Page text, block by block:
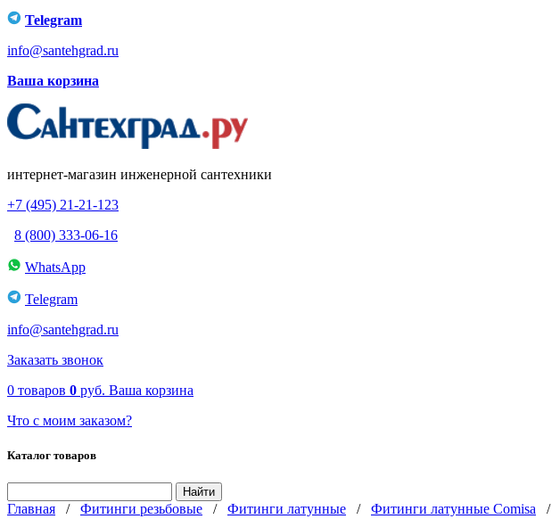
Telegram
info@santehgrad.ru
Ваша корзина
интернет-магазин инженерной сантехники
+7 (495) 21-21-123
8 (800) 333-06-16
WhatsApp
Telegram
info@santehgrad.ru
Заказать звонок
0 товаров 0 руб. Ваша корзина
Что с моим заказом?
Каталог товаров
Главная / Фитинги резьбовые / Фитинги латунные / Фитинги латунные Comisa /